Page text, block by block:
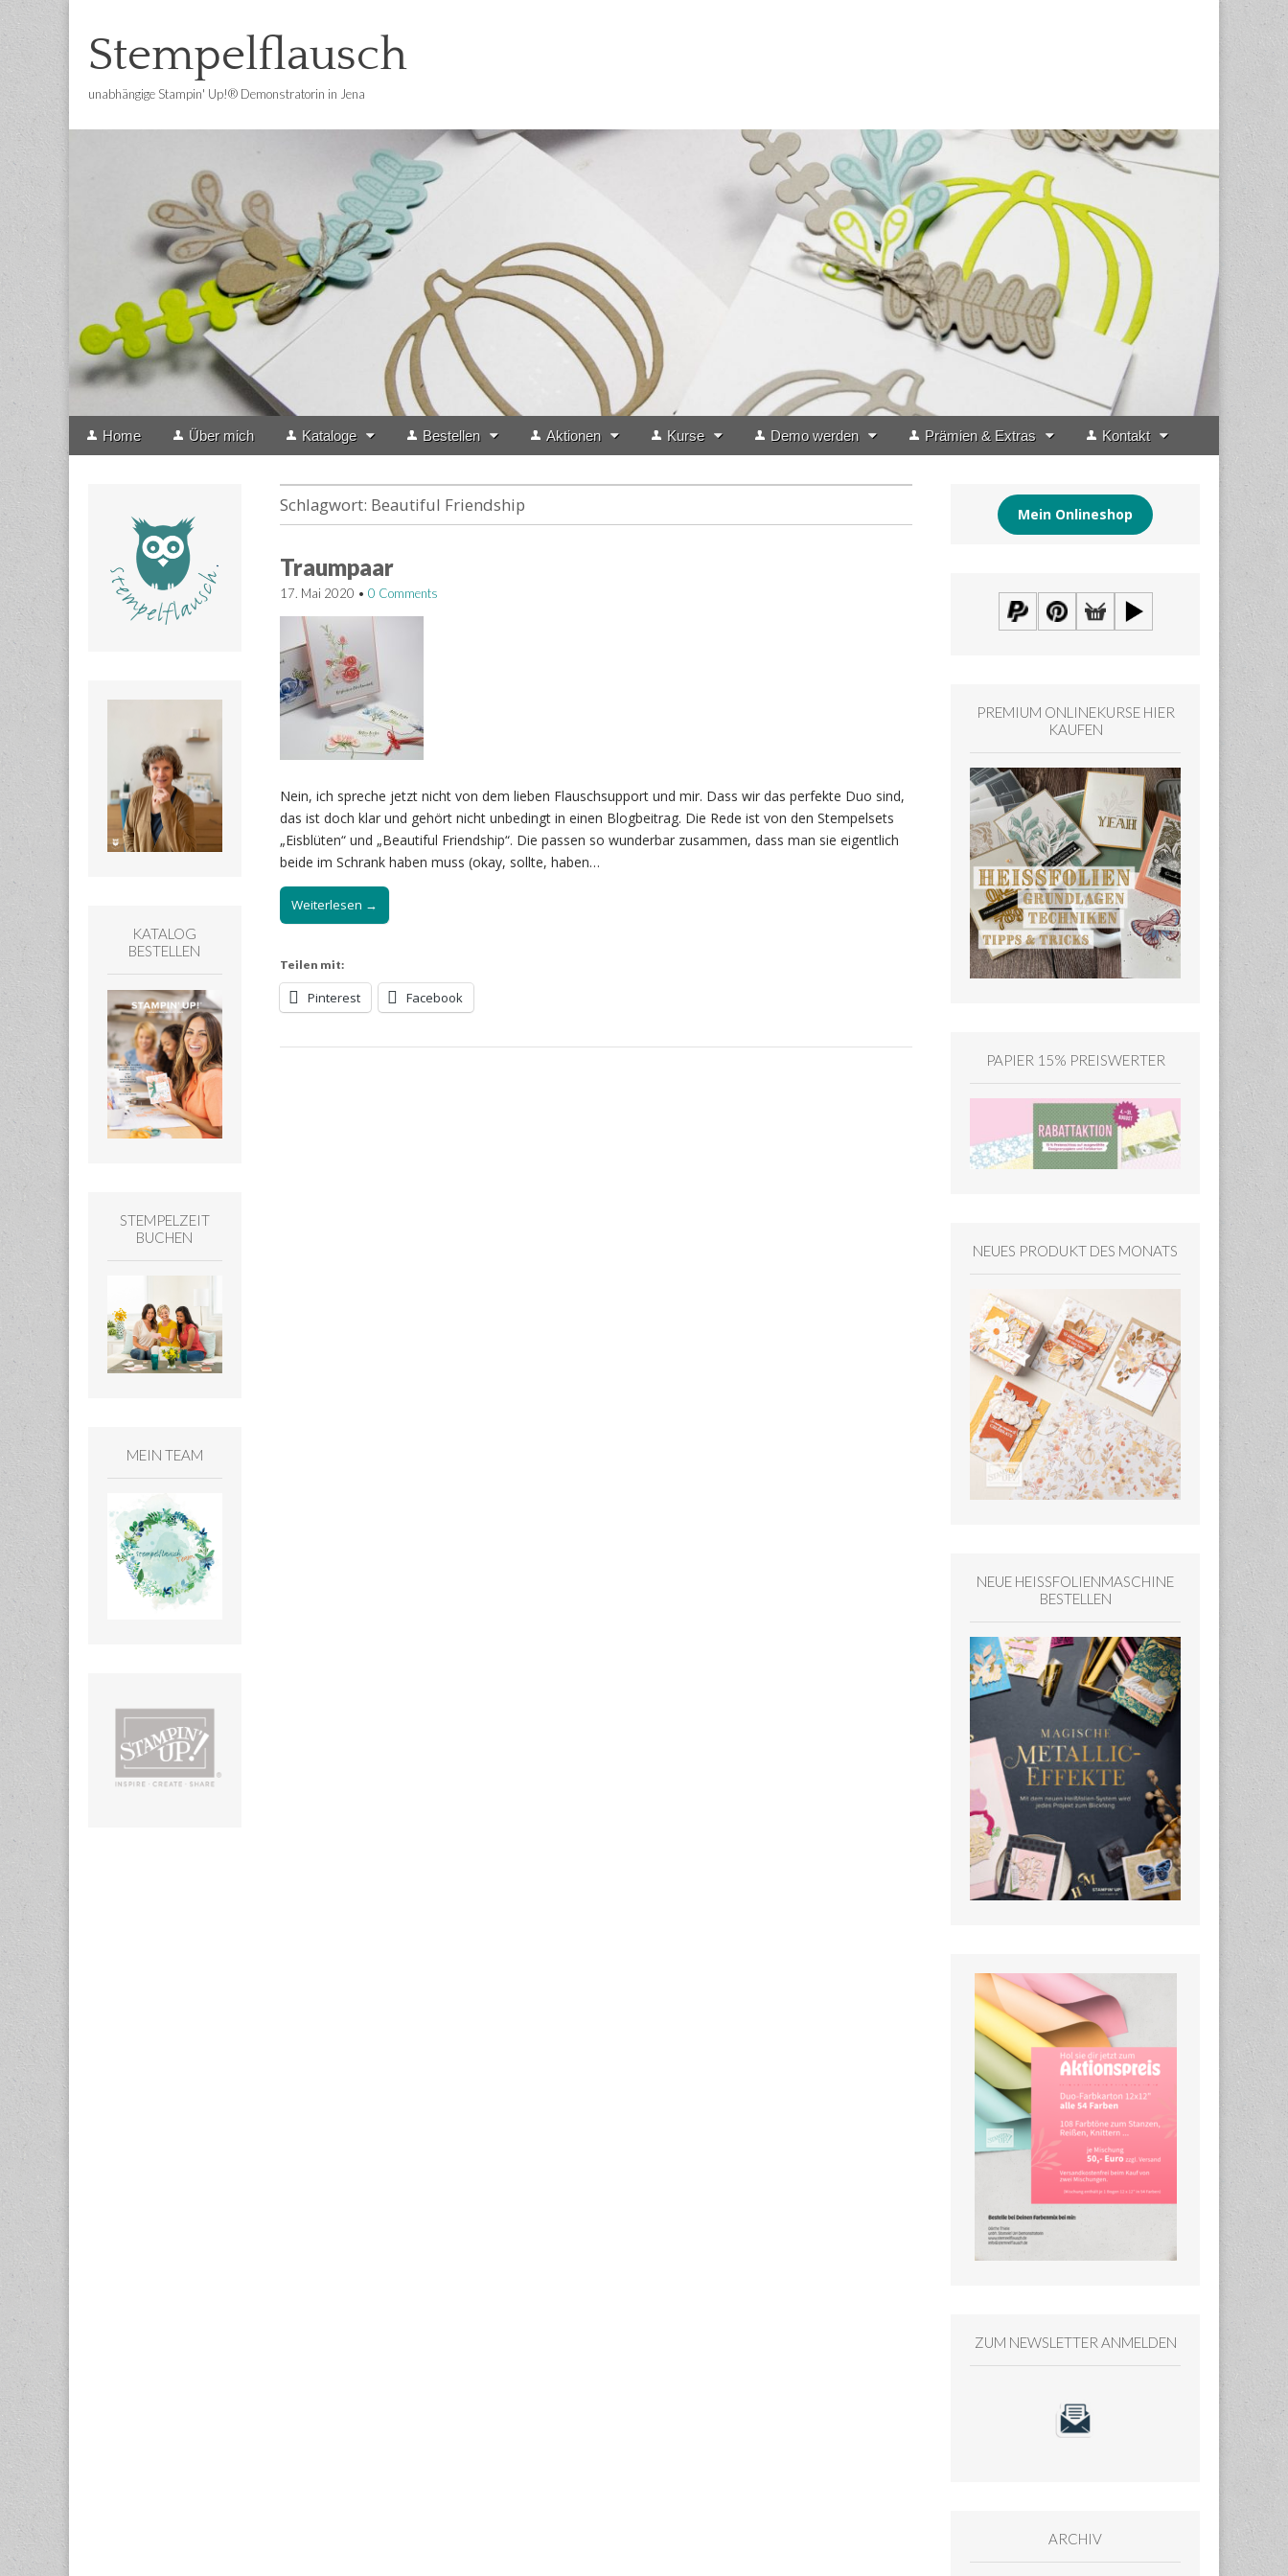
Stempelflausch
unabhängige Stampin' Up!® Demonstratorin in Jena
Main
Skip
Home Über mich Kataloge Bestellen Aktionen Kurse Demo werden Prämien & Extras Kontakt
Schlagwort: Beautiful Friendship
Traumpaar
17. Mai 2020 • 0 Comments
Nein, ich spreche jetzt nicht von dem lieben Flauschsupport und mir. Dass wir das perfekte Duo sind,
das ist doch klar und gehört nicht unbedingt in einen Blogbeitrag. Die Rede ist von den Stempelsets
„Eisblüten“ und „Beautiful Friendship“. Die passen so wunderbar zusammen, dass man sie eigentlich
beide im Schrank haben muss (okay, sollte, haben…
Weiterlesen →
Teilen mit:
Pinterest Facebook
KATALOG
BESTELLEN
STEMPELZEIT
BUCHEN
MEIN TEAM
Mein Onlineshop
PREMIUM ONLINEKURSE HIER
KAUFEN
PAPIER 15% PREISWERTER
NEUES PRODUKT DES MONATS
NEUE HEISSFOLIENMASCHINE
BESTELLEN
ZUM NEWSLETTER ANMELDEN
ARCHIV